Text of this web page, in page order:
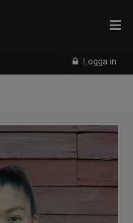
Logga in